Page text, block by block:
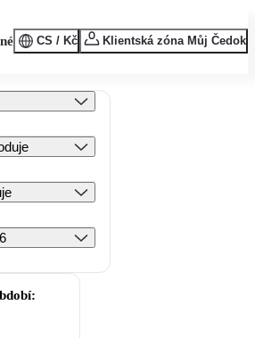
CS / Kč Klientská zóna Můj Čedok